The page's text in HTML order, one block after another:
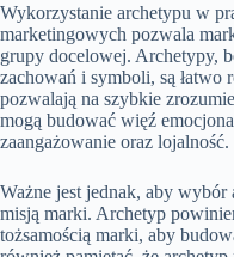
Wykorzystanie archetypu w
marketingowych pozwala
grupy docelowej. Archetypy,
zachowań i symboli, są łatwo
pozwalają na szybkie
mogą budować więź
zaangażowanie oraz lojalność.
Ważne jest jednak, aby wybór
misją marki. Archetyp
tożsamością marki, aby